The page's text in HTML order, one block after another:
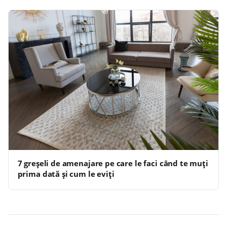
7 greșeli de amenajare pe care le faci când te muți
prima dată și cum le eviți